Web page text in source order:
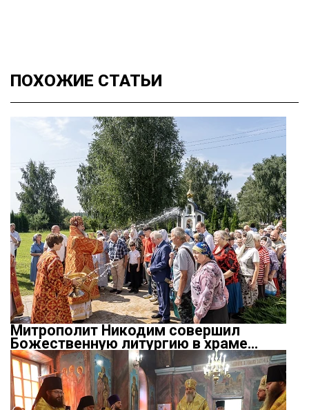
ПОХОЖИЕ СТАТЬИ
Митрополит Никодим совершил
Божественную литургию в храме…